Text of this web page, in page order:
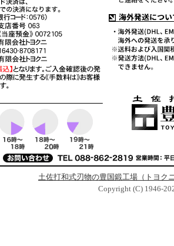
土佐打和式刃物の豊国鍛工場（トヨク
Copyright (C) 1946-